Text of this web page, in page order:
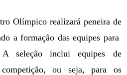
Olímpico realizará peneira de
a formação das equipes para
A seleção inclui equipes de
ou seja, para os